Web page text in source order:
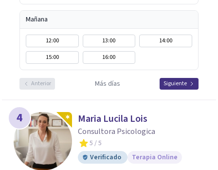
Mañana
12:00 13:00
14:00
15:00
16:00
Anterior Más días Siguiente
4 Maria Lucila Lois
Consultora Psicologica
5 / 5
Verificado
Terapia Online